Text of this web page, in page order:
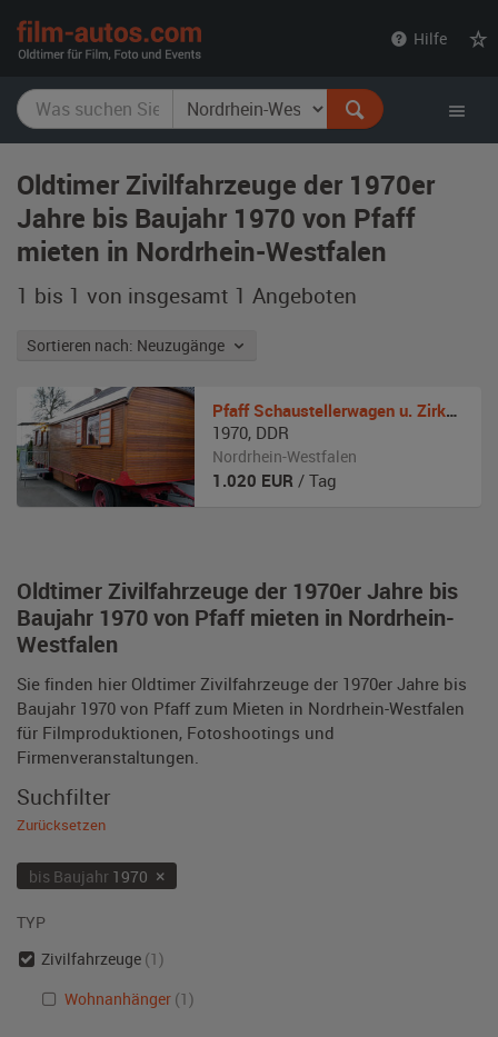
Hilfe
Oldtimer Zivilfahrzeuge der 1970er
Jahre bis Baujahr 1970 von Pfaff
mieten in Nordrhein-Westfalen
1 bis 1 von insgesamt 1 Angeboten
Sortieren nach: Neuzugänge
Oldtimer Zivilfahrzeuge der 1970er Jahre bis
Baujahr 1970 von Pfaff mieten in Nordrhein-
Westfalen
Sie finden hier Oldtimer Zivilfahrzeuge der 1970er Jahre bis
Baujahr 1970 von Pfaff zum Mieten in Nordrhein-Westfalen
für Filmproduktionen, Fotoshootings und
Firmenveranstaltungen.
Pfaff Schaustellerwagen u. Zirkuswagen
1970, DDR
Nordrhein-Westfalen
1.020 EUR / Tag
Suchfilter
Zurücksetzen
bis Baujahr1970 ×
TYP
Zivilfahrzeuge (1)
Wohnanhänger (1)